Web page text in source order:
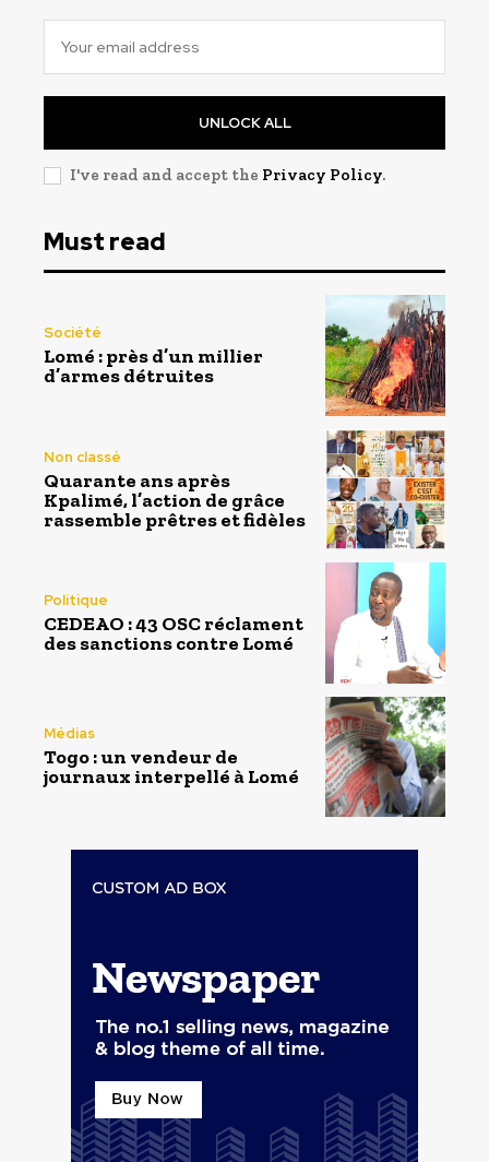
UNLOCK ALL
I've read and accept the Privacy Policy.
Must read
Société
Lomé : près d’un millier
d’armes détruites
Non classé
Quarante ans après
Kpalimé, l’action de grâce
rassemble prêtres et fidèles
Politique
CEDEAO : 43 OSC réclament
des sanctions contre Lomé
Médias
Togo : un vendeur de
journaux interpellé à Lomé